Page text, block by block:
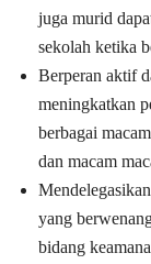
juga murid
sekolah ketika
Berperan aktif
meningkatkan
berbagai
dan macam
yang
bidang